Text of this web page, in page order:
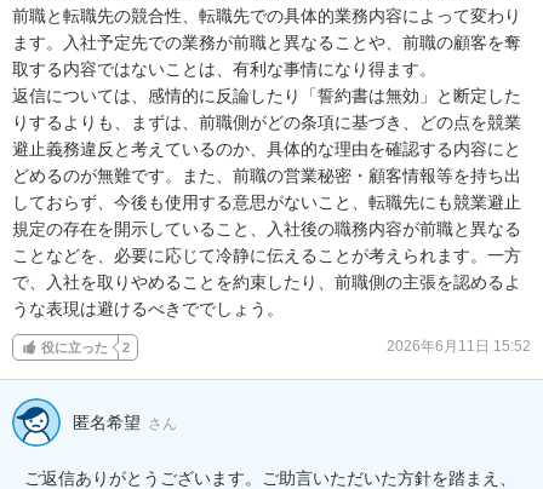
前職と転職先の競合性、転職先での具体的業務内容によって変わり
ます。入社予定先での業務が前職と異なることや、前職の顧客を奪
取する内容ではないことは、有利な事情になり得ます。
返信については、感情的に反論したり「誓約書は無効」と断定した
りするよりも、まずは、前職側がどの条項に基づき、どの点を競業
避止義務違反と考えているのか、具体的な理由を確認する内容にと
どめるのが無難です。また、前職の営業秘密・顧客情報等を持ち出
しておらず、今後も使用する意思がないこと、転職先にも競業避止
規定の存在を開示していること、入社後の職務内容が前職と異なる
ことなどを、必要に応じて冷静に伝えることが考えられます。一方
で、入社を取りやめることを約束したり、前職側の主張を認めるよ
うな表現は避けるべきででしょう。
役に立った 2 2026年6月11日 15:52
匿名希望 さん
ご返信ありがとうございます。ご助言いただいた方針を踏まえ、